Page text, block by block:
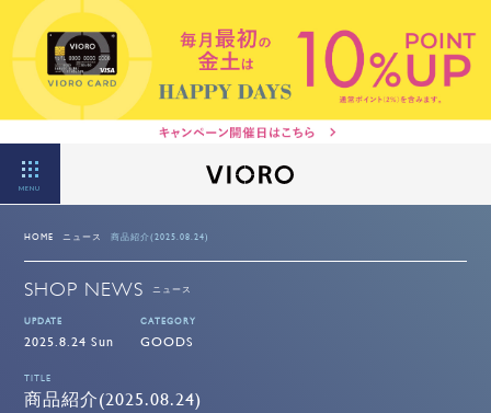
MENU
HOME ニュース 商品紹介(2025.08.24)
SHOP NEWS ニュース
UPDATE
2025.8.24 Sun
CATEGORY
GOODS
TITLE
商品紹介(2025.08.24)